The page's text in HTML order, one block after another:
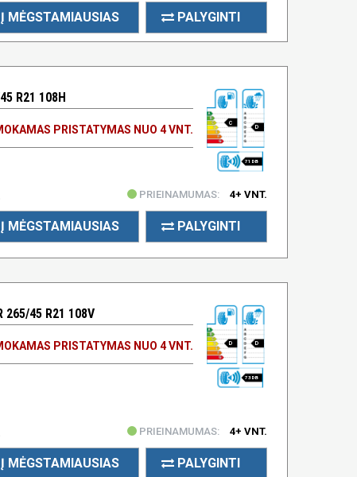
MĖGSTAMIAUSIAS PALYGINTI
R21 108H
PRISTATYMAS NUO 4 VNT.
C
D
71 DB
PRIEINAMUMAS: 4+ VNT.
MĖGSTAMIAUSIAS PALYGINTI
265/45 R21 108V
PRISTATYMAS NUO 4 VNT. D D
73 DB
PRIEINAMUMAS: 4+ VNT.
MĖGSTAMIAUSIAS PALYGINTI